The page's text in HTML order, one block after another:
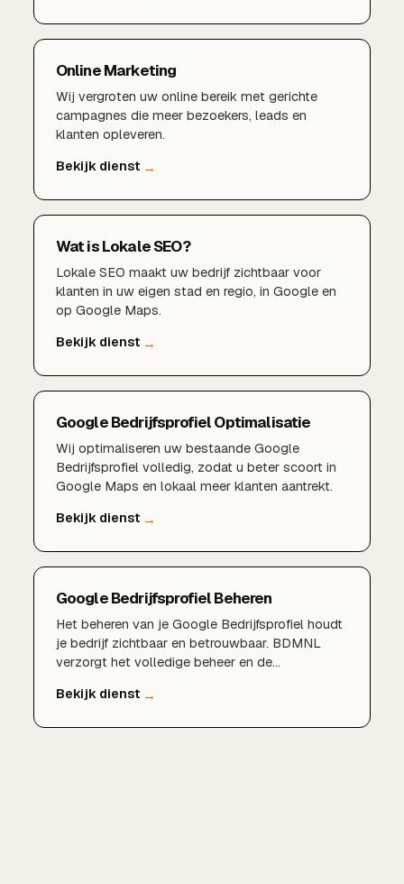
Online Marketing
Wij vergroten uw online bereik met gerichte
campagnes die meer bezoekers, leads en
klanten opleveren.
Wat is Lokale SEO?
Lokale SEO maakt uw bedrijf zichtbaar voor
klanten in uw eigen stad en regio, in Google en
op Google Maps.
Google Bedrijfsprofiel Optimalisatie
Wij optimaliseren uw bestaande Google
Bedrijfsprofiel volledig, zodat u beter scoort in
Google Maps en lokaal meer klanten aantrekt.
Google Bedrijfsprofiel Beheren
Het beheren van je Google Bedrijfsprofiel houdt
je bedrijf zichtbaar en betrouwbaar. BDMNL
verzorgt het volledige beheer en de